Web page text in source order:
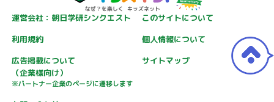
運営会社：朝日学研シンクエスト
このサイトについて
利用規約
個人情報について
広告掲載について
（企業様向け）
※パートナー企業のページに遷移します
サイトマップ